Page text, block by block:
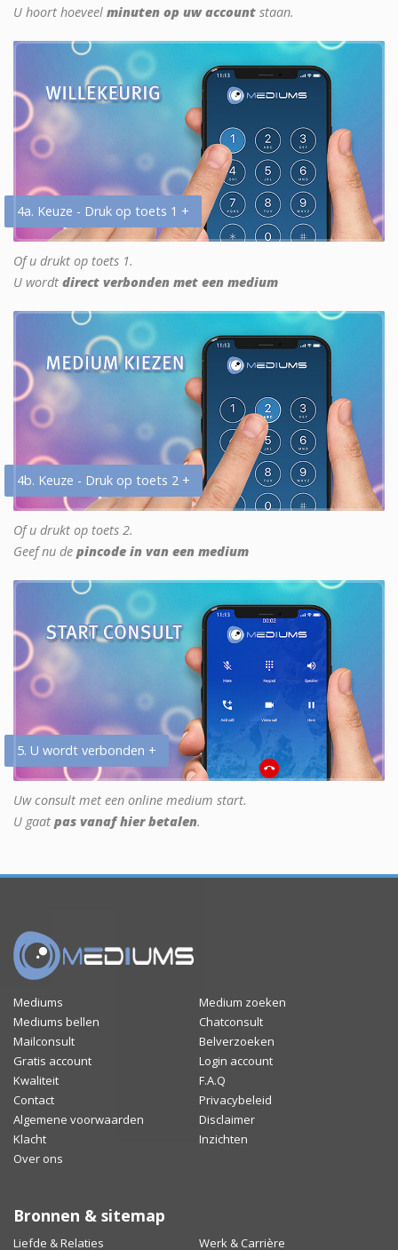
U hoort hoeveel minuten op uw account staan.
4a. Keuze - Druk op toets 1 +
Of u drukt op toets 1.
U wordt direct verbonden met een medium
4b. Keuze - Druk op toets 2 +
Of u drukt op toets 2.
Geef nu de pincode in van een medium
5. U wordt verbonden +
Uw consult met een online medium start.
U gaat pas vanaf hier betalen.
Mediums
Medium zoeken
Mediums bellen
Chatconsult
Mailconsult
Belverzoeken
Gratis account
Login account
Kwaliteit
F.A.Q
Contact
Privacybeleid
Algemene voorwaarden
Disclaimer
Klacht
Inzichten
Over ons
Bronnen & sitemap
Liefde & Relaties Werk & Carrière